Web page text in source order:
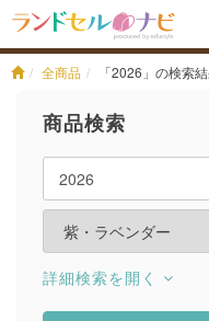
全商品 「2026」の検索
商品検索
詳細検索